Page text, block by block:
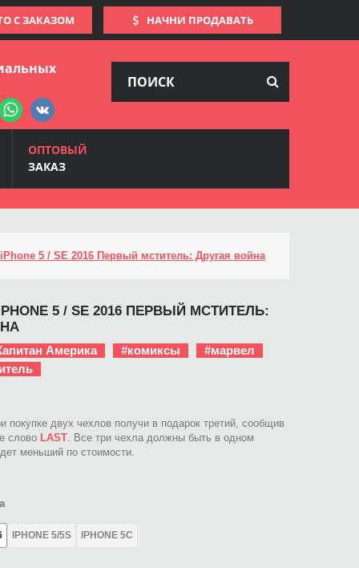
С ЗАКАЗОМ НАЧНИ ПРОДАВАТЬ
ОПТОВЫЙ
ЗАКАЗ
5 / SE 2016 Первый мститель: Другая война
5 / SE 2016 ПЕРВЫЙ МСТИТЕЛЬ:
Америка #комиксы
#марвел
покупке двух чехлов получи в подарок третий, сообщив
слово LAST. Все три чехла должны быть в одном
меньший по стоимости.
IPHONE 5/5S IPHONE 5C